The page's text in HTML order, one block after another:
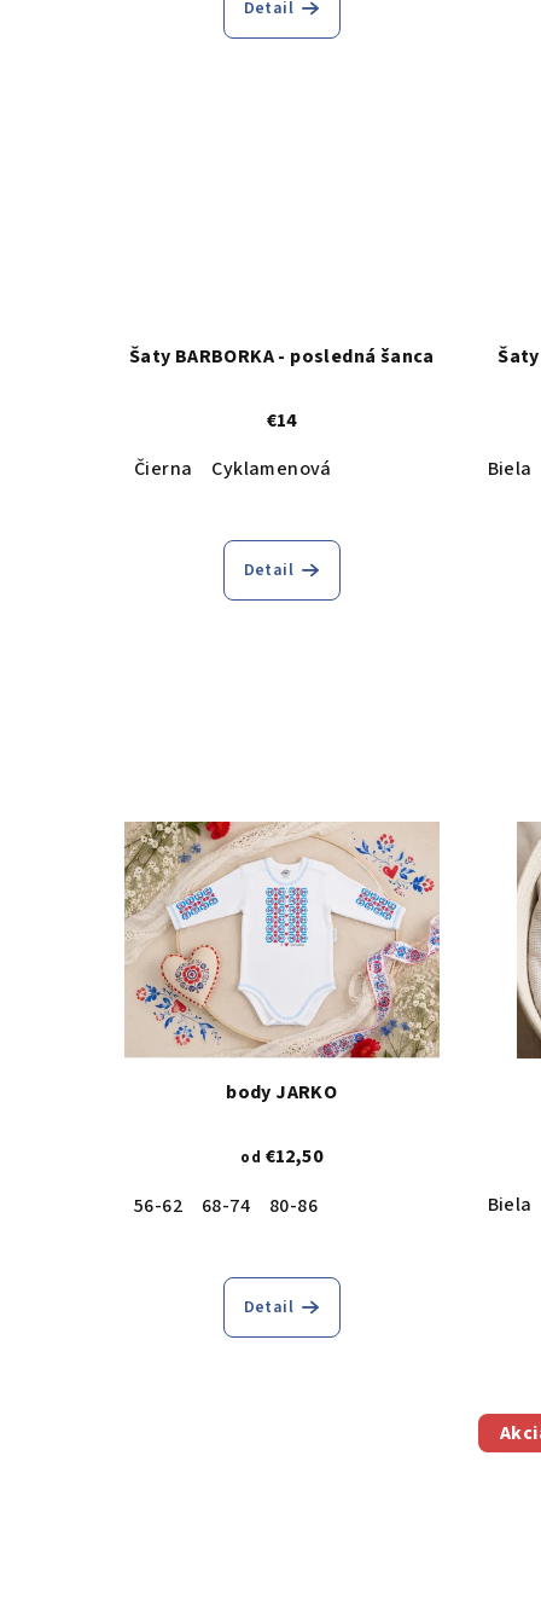
Detail
Šaty BARBORKA - posledná šanca
€14
Čierna
Cyklamenová
Detail
Biela
body JARKO
od €12,50
56-62
68-74 80-86
Detail
Biela